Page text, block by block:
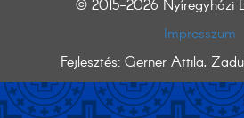
© 2015-2026 Nyíregyházi
Impresszum
Fejlesztés: Gerner Attila,